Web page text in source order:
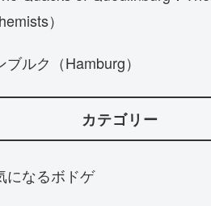
）
ブルク（Hamburg）
カテゴリー
なるボドゲ